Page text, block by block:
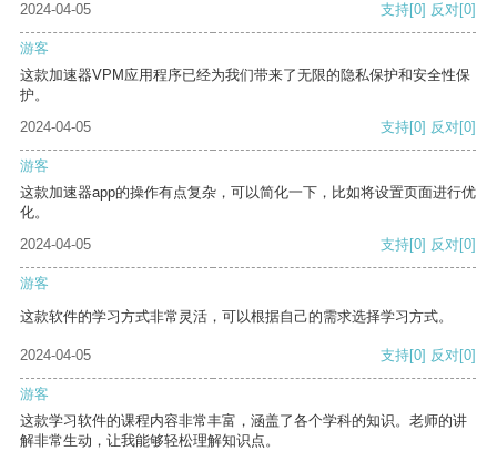
2024-04-05 支持[0] 反对[0]
游客
这款加速器VPM应用程序已经为我们带来了无限的隐私保护和安全性保
护。
2024-04-05
支持[0] 反对[0]
游客
这款加速器app的操作有点复杂，可以简化一下，比如将设置页面进行优
化。
2024-04-05
支持[0] 反对[0]
游客
这款软件的学习方式非常灵活，可以根据自己的需求选择学习方式。
2024-04-05 支持[0] 反对[0]
游客
这款学习软件的课程内容非常丰富，涵盖了各个学科的知识。老师的讲
解非常生动，让我能够轻松理解知识点。